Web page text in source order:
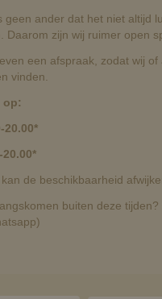
geen ander dat het niet altijd
Daarom zijn wij ruimer open
een afspraak, zodat wij
vinden.
op:
20.00*
20.00*
de beschikbaarheid
buiten deze